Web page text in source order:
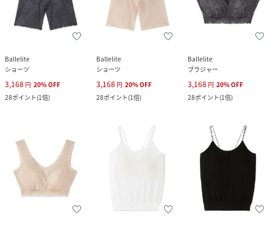
Ballelite
ショーツ
3,168 円 20%OFF
28ポイント(1倍)
Ballelite
ショーツ
3,168 円 20%OFF
28ポイント(1倍)
Ballelite
ブラジャー
3,168 円 20%OFF
28ポイント(1倍)